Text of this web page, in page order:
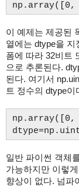
이 예제는 제공된
열에는 dtype을
폼에 따라 32비트
으로 추론된다.
된다. 여기서
트 정수의 dtype이
일반 파이썬 객체
가능하지만 이렇
향상이 없다. 넘파